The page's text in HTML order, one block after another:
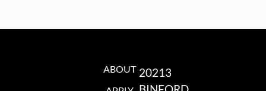
ABOUT 20213